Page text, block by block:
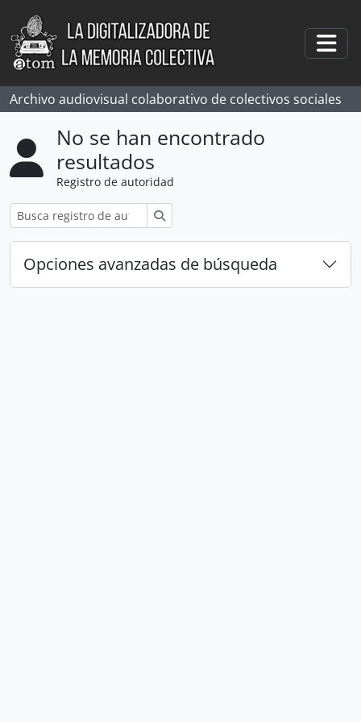
Skip to main content
Archivo audiovisual colaborativo de colectivos sociales
No se han encontrado
resultados
Registro de autoridad
Opciones avanzadas de búsqueda